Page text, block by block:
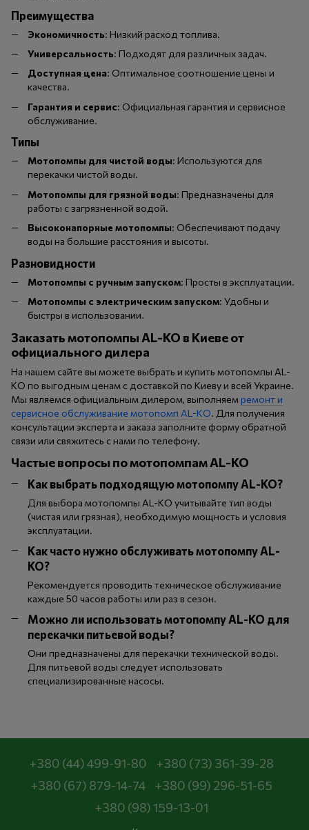
Преимущества
Экономичность: Низкий расход топлива.
Универсальность: Подходят для различных задач.
Доступная цена: Оптимальное соотношение цены и
качества.
Гарантия и сервис: Официальная гарантия и сервисное
обслуживание.
Типы
Мотопомпы для чистой воды: Используются для
перекачки чистой воды.
Мотопомпы для грязной воды: Предназначены для
работы с загрязненной водой.
Высоконапорные мотопомпы: Обеспечивают подачу
воды на большие расстояния и высоты.
Разновидности
Мотопомпы с ручным запуском: Просты в эксплуатации.
Мотопомпы с электрическим запуском: Удобны и
быстры в использовании.
Заказать мотопомпы AL-KO в Киеве от
официального дилера
На нашем сайте вы можете выбрать и купить мотопомпы AL-
KO по выгодным ценам с доставкой по Киеву и всей Украине.
Мы являемся официальным дилером, выполняем ремонт и
сервисное обслуживание мотопомп AL-KO. Для получения
консультации эксперта и заказа заполните форму обратной
связи или свяжитесь с нами по телефону.
Частые вопросы по мотопомпамAL-KO
Как выбрать подходящую мотопомпу AL-KO?
Для выбора мотопомпы AL-KO учитывайте тип воды
(чистая или грязная), необходимую мощность и условия
эксплуатации.
Как часто нужно обслуживать мотопомпу AL-
KO?
Рекомендуется проводить техническое обслуживание
каждые 50 часов работы или раз в сезон.
Можно ли использовать мотопомпу AL-KO для
перекачки питьевой воды?
Они предназначены для перекачки технической воды.
Для питьевой воды следует использовать
специализированные насосы.
+380 (44) 499-91-80
+380 (73) 361-39-28
+380 (67) 879-14-74
+380 (99) 296-51-65
+380 (98) 159-13-01